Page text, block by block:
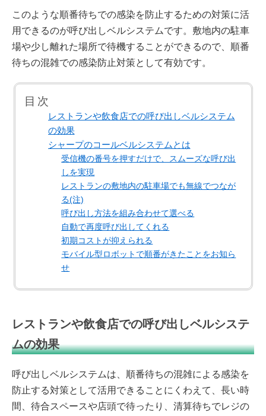
このような順番待ちでの感染を防止するための対策に活
用できるのが呼び出しベルシステムです。敷地内の駐車
場や少し離れた場所で待機することができるので、順番
待ちの混雑での感染防止対策として有効です。
目次
レストランや飲食店での呼び出しベルシステム
の効果
シャープのコールベルシステムとは
受信機の番号を押すだけで、スムーズな呼び出
しを実現
レストランの敷地内の駐車場でも無線でつなが
る(注)
呼び出し方法を組み合わせて選べる
自動で再度呼び出してくれる
初期コストが抑えられる
モバイル型ロボットで順番がきたことをお知ら
せ
レストランや飲食店での呼び出しベルシステ
ムの効果
呼び出しベルシステムは、順番待ちの混雑による感染を
防止する対策として活用できることにくわえて、長い時
間、待合スペースや店頭で待ったり、清算待ちでレジの